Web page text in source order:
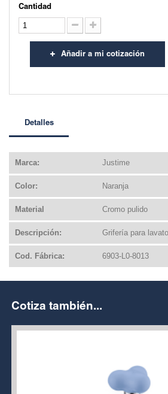
Cantidad
Añadir a mi cotización
Detalles
Marca: Justime
Color: Naranja
Material Cromo pulido
Descripción: Grifería para
Cod. Fábrica: 6903-L0-8013
Cotiza también...